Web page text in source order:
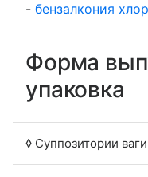
- бензалкония
Форма
упаковка
◊ Суппозитории